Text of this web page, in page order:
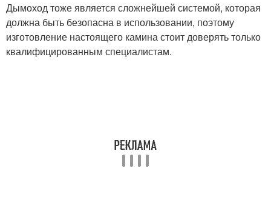
Дымоход тоже является сложнейшей системой, которая
должна быть безопасна в использовании, поэтому
изготовление настоящего камина стоит доверять только
квалифицированным специалистам.